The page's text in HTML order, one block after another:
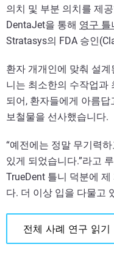
의치 및 부분 의치를 제
DentaJet을 통해 영구 틀
Stratasys의 FDA 승인
환자 개개인에 맞춰 설
니는 최소한의 수작업과
되어, 환자들에게 아름
보철물을 선사했습니다.
“예전에는 정말 무기력
있게 되었습니다.”라고
TrueDent 틀니 덕분에
다. 더 이상 입을 다물고
전체 사례 연구 읽기